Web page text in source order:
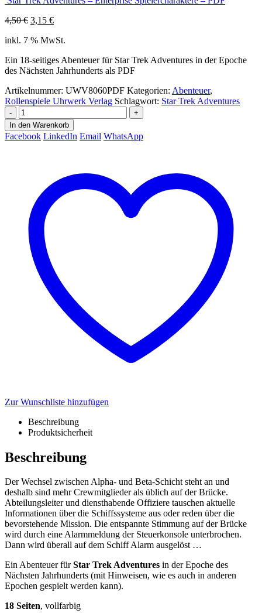
4,50€ Ursprünglicher
war:
3,15 €Aktueller
ist:
inkl. 7 % MwSt.
Ein 18-seitiges Abenteuer für Star Trek Adventures in der Epoche
des Nächsten Jahrhunderts als PDF
Artikelnummer: UWV8060PDF Kategorien: Abenteuer,
Rollenspiele Uhrwerk Verlag Schlagwort: Star Trek Adventures
-
+
In den Warenkorb
Facebook LinkedIn Email WhatsApp
Zur Wunschliste hinzufügen
Beschreibung
Produktsicherheit
Beschreibung
Der Wechsel zwischen Alpha- und Beta-Schicht steht an und
deshalb sind mehr Crewmitglieder als üblich auf der Brücke.
Abteilungsleiter und diensthabende Offiziere tauschen aktuelle
Informationen über die Schiffssysteme aus oder reden über die
bevorstehende Mission. Die entspannte Stimmung auf der Brücke
wird durch eine Alarmmeldung der Steuerkonsole unterbrochen.
Dann wird überall auf dem Schiff Alarm ausgelöst …
Ein Abenteuer fürStar Trek Adventures in der Epoche des
Nächsten Jahrhunderts (mit Hinweisen, wie es auch in anderen
Epochen gespielt werden kann).
18 Seiten, vollfarbig